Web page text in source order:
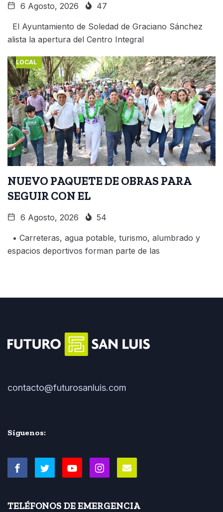
6 Agosto, 2026 47
El Ayuntamiento de Soledad de Graciano Sánchez
alista la apertura del Centro Integral
LOCAL
NUEVO PAQUETE DE OBRAS PARA
SEGUIR CON EL
6 Agosto, 2026 54
• Carreteras, agua potable, turismo, alumbrado y
espacios deportivos forman parte de las
contacto@futurosanluis.com
Síguenos:
TELÉFONOS DE EMERGENCIA